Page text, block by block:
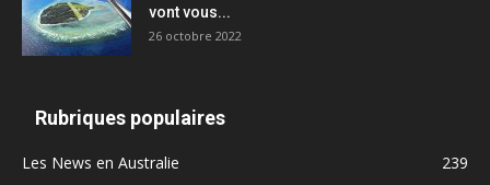
vont vous...
26 octobre 2022
Rubriques populaires
Les News en Australie
239